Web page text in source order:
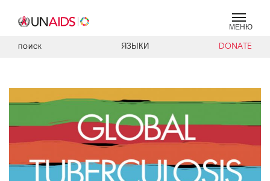
МЕНЮ
ПОИСК ЯЗЫКИ DONATE